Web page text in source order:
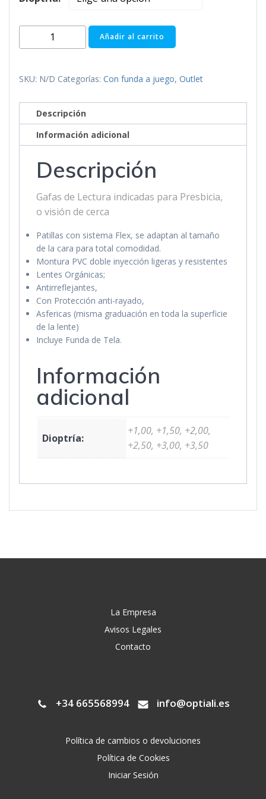
FLORENCE
AZUL
Añadir al carrito
SKU: N/D Categorías: Con funda a juego, Outlet
Descripción
Información adicional
Descripción
Gafas de Lectura indicadas para Presbicia,
o visión de cerca
Patillas con sistema Flex, se adaptan al tamaño
de la cara para total comodidad.
Montura PVC doble inyección ligeras y resistentes
Lentes Orgánicas;
Antirreflejantes,
Con Protección anti-rayado,
Asfericas (misma graduación en toda la superficie
de la lente)
Incluye Funda de Tela.
Información
adicional
Dioptría:
+1,00, +1,50, +2,00,
+2,50, +3,00, +3,50
La Empresa
Avisos Legales
Contacto
+34 665568994 info@optiali.es
Política de cambios o devoluciones
Política de Cookies
Iniciar Sesión